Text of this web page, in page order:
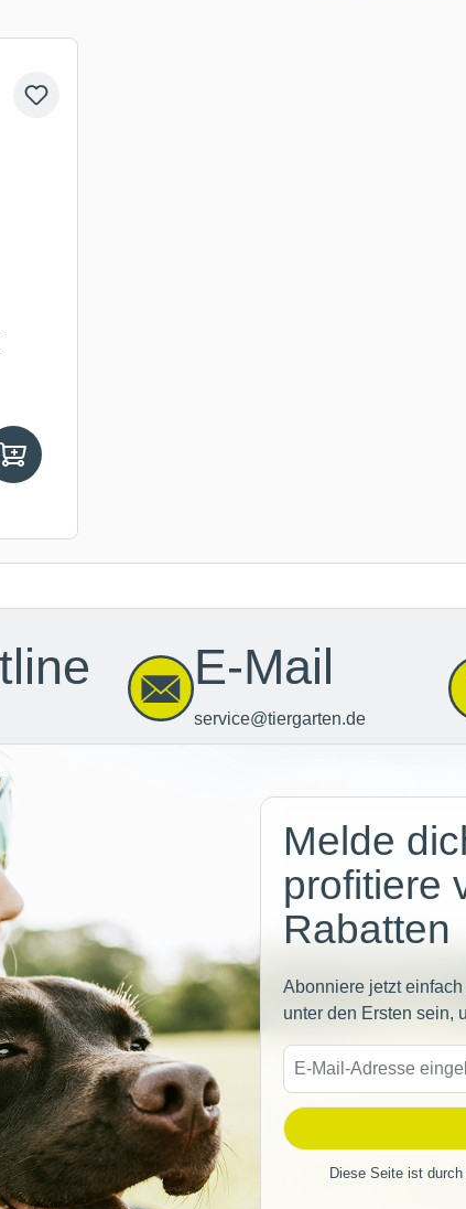
E-Mail
service@tiergarten.de
Melde
profitiere
Rabatten
Abonniere jetzt
unter den Ersten sein,
Diese Seite ist